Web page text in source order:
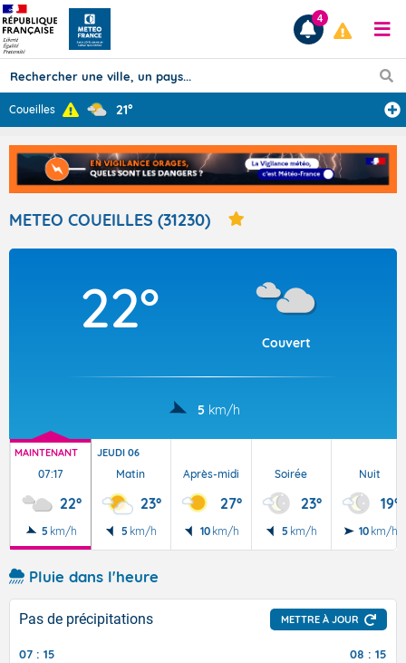
Prévisions
TOUS LES RÉSULTATS
Articles
4
Coueilles 21°
METEO COUEILLES (31230)
22°
Couvert
5 km/h
MAINTENANT
07:17
22°
5 km/h
JEUDI 06
Matin
23°
5 km/h
Après-midi
27°
10 km/h
Soirée
23°
5 km/h
Nuit
19°
10 km/h
Pluie dans l'heure
Pas de précipitations METTRE À JOUR
07 : 15 08 : 15